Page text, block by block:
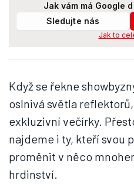
Jak vám má Google
Sledujte nás
Jak to
Když se řekne
oslnivá světla
exkluzivní večírky.
najdeme i ty, kteří svou
proměnit v něco
hrdinství.